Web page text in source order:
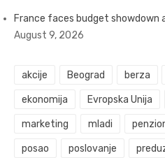
France faces budget showdown
August 9, 2026
akcije Beograd berza
ekonomija Evropska Unija
marketing mladi
posao poslovanje